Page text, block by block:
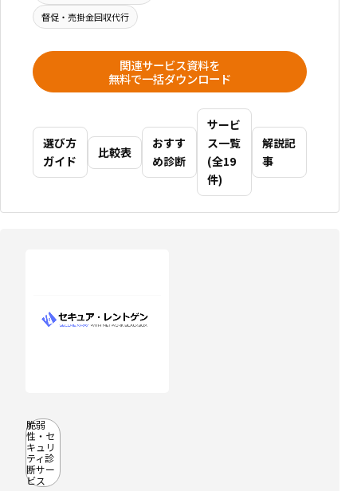
督促・売掛金回収代行
関連サービス資料を
無料で一括ダウンロード
選び方
ガイド
比較表
おすす
め診断
サービ
ス一覧
(全19
件)
解説記
事
脆弱
性・セ
キュリ
ティ診
断サー
ビス